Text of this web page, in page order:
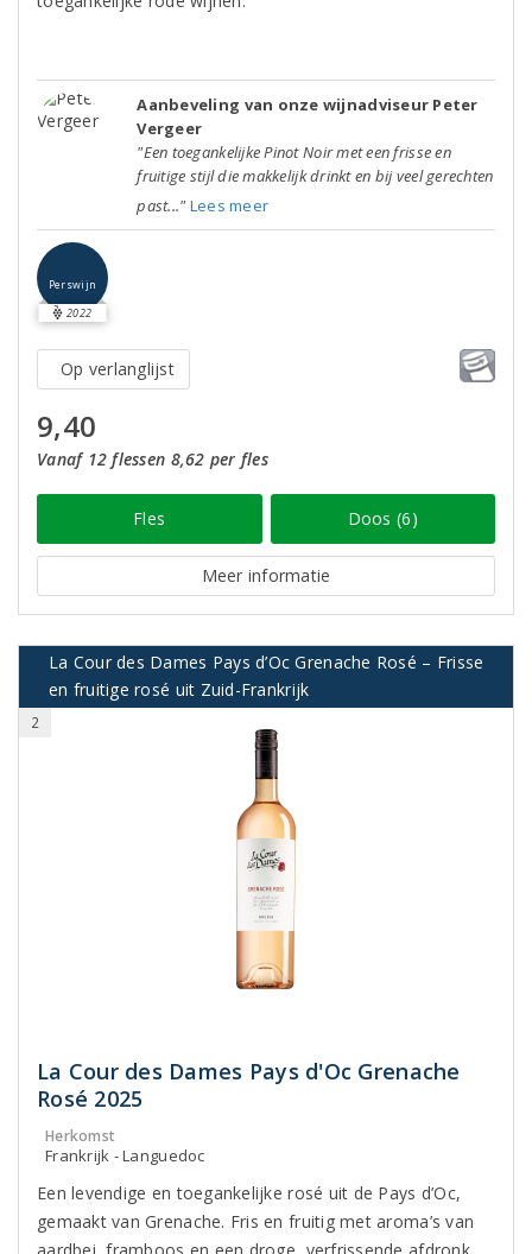
Aanbeveling van onze wijnadviseur Peter
Vergeer
"Een toegankelijke Pinot Noir met een frisse en
fruitige stijl die makkelijk drinkt en bij veel gerechten
past..." Lees meer
Perswijn
2022
Op verlanglijst
9,40
Vanaf 12 flessen 8,62 per fles
Fles Doos (6)
Meer informatie
La Cour des Dames Pays d’Oc Grenache Rosé – Frisse
en fruitige rosé uit Zuid-Frankrijk
2
La Cour des Dames Pays d'Oc Grenache
Rosé 2025
Herkomst
Frankrijk - Languedoc
Een levendige en toegankelijke rosé uit de Pays d’Oc,
gemaakt van Grenache. Fris en fruitig met aroma’s van